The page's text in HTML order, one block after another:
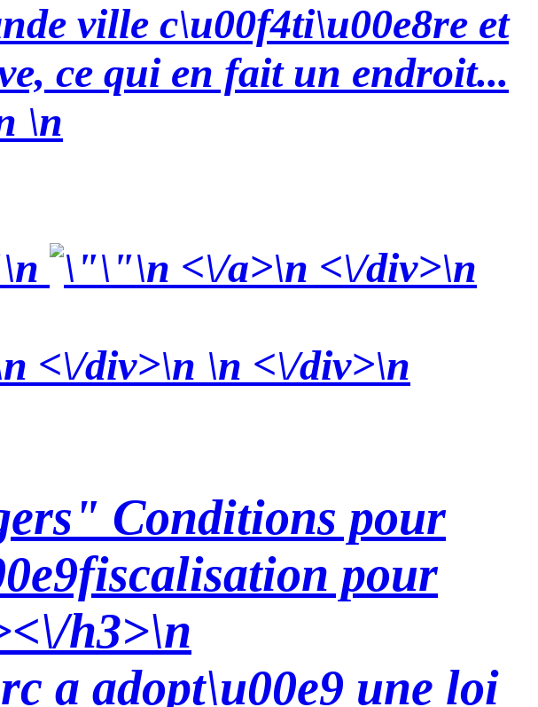
ville c\u00f4ti\u00e8re et
ce qui en fait un endroit...
\n
\n
\n <\/a>\n <\/div>\n
<\/div>\n \n <\/div>\n
Conditions pour
pour
h3>\n
a adopt\u00e9 une loi